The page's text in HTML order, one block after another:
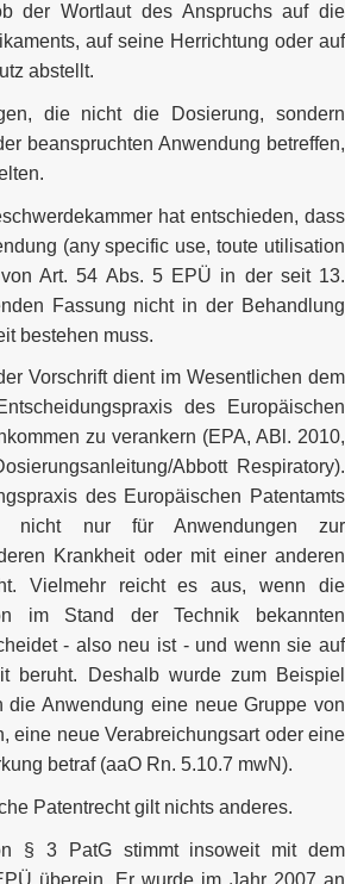
der Wortlaut des Anspruchs auf die
auf seine Herrichtung oder auf
abstellt.
die nicht die Dosierung, sondern
beanspruchten Anwendung betreffen,
hat entschieden, dass
(any specific use, toute utilisation
Art. 54 Abs. 5 EPÜ in der seit 13.
Fassung nicht in der Behandlung
bestehen muss.
Vorschrift dient im Wesentlichen dem
des Europäischen
zu verankern (EPA, ABl. 2010,
Abbott Respiratory).
des Europäischen Patentamts
nicht nur für Anwendungen zur
Krankheit oder mit einer anderen
Vielmehr reicht es aus, wenn die
im Stand der Technik bekannten
- also neu ist - und wenn sie auf
beruht. Deshalb wurde zum Beispiel
die Anwendung eine neue Gruppe von
eine neue Verabreichungsart oder eine
betraf (aaO Rn. 5.10.7 mwN).
Patentrecht gilt nichts anderes.
§ 3 PatG stimmt insoweit mit dem
überein. Er wurde im Jahr 2007 an